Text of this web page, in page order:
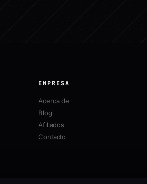
EMPRESA
Acerca de
Blog
Afiliados
Contacto